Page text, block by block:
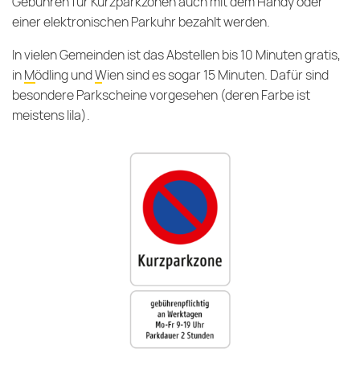
einer elektronischen Parkuhr bezahlt werden.
In vielen Gemeinden ist das Abstellen bis 10 Minuten gratis,
inMödlingundWiensind es sogar 15 Minuten. Dafür sind
besondere Parkscheine vorgesehen (deren Farbe ist
meistens lila).